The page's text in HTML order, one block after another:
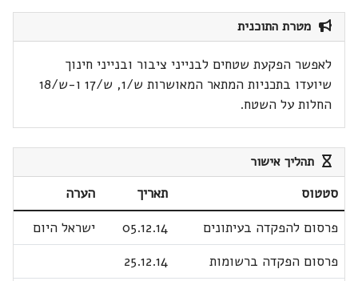
מטרת התוכנית
לאפשר הפקעת שטחים לבנייני ציבור ובנייני חינוך
שיועדו בתכניות המתאר המאושרות ש/1, ש/17 ו-ש/18
החלות על השטח.
תהליך אישור
סטטוס תאריך
הערה
פרסום להפקדה בעיתונים
05.12.14
ישראל היום
פרסום הפקדה ברשומות
25.12.14